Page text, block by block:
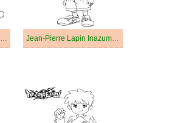
Mark Evans de Inazuma Eleven Jean-Pierre Lapin Inazuma Eleven